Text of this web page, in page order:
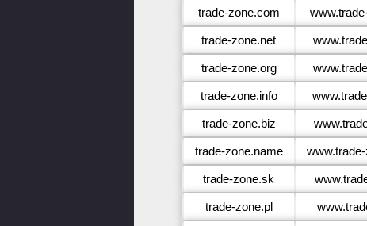
trade-zone.com
trade-zone.net
trade-zone.org
trade-zone.info
trade-zone.biz
trade-zone.name
trade-zone.sk
trade-zone.pl